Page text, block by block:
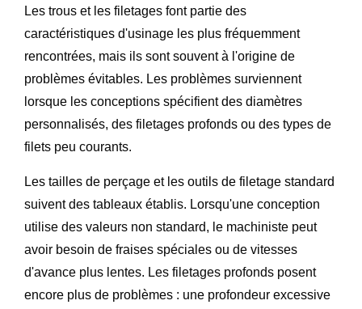
Les trous et les filetages font partie des
caractéristiques d'usinage les plus fréquemment
rencontrées, mais ils sont souvent à l'origine de
problèmes évitables. Les problèmes surviennent
lorsque les conceptions spécifient des diamètres
personnalisés, des filetages profonds ou des types de
filets peu courants.
Les tailles de perçage et les outils de filetage standard
suivent des tableaux établis. Lorsqu'une conception
utilise des valeurs non standard, le machiniste peut
avoir besoin de fraises spéciales ou de vitesses
d'avance plus lentes. Les filetages profonds posent
encore plus de problèmes : une profondeur excessive